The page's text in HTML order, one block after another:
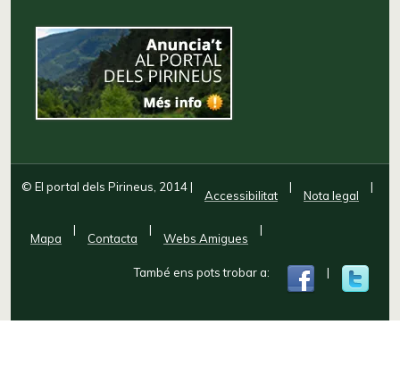
© El portal dels Pirineus, 2014|
Accessibilitat
|
Nota legal
|
Mapa
|
Contacta
|
Webs Amigues
|
També ens pots trobar a: |